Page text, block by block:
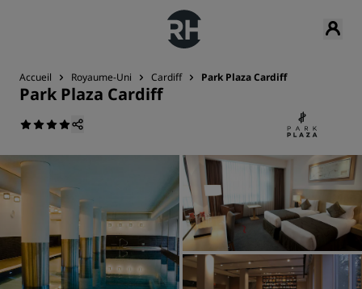
Accueil Royaume-Uni Cardiff Park Plaza Cardiff
Park Plaza Cardiff